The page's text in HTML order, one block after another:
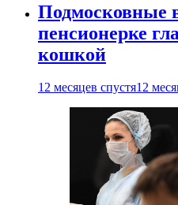
Подмосковные
пенсионерке
кошкой
12 месяцев спустя12